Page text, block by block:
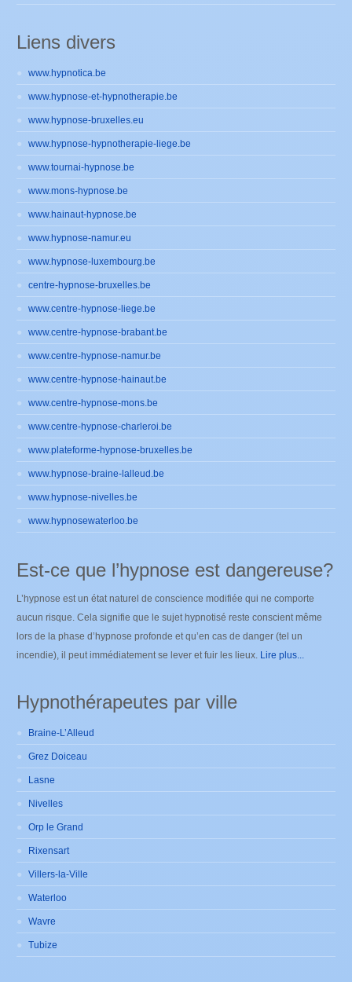
Liens divers
www.hypnotica.be
www.hypnose-et-hypnotherapie.be
www.hypnose-bruxelles.eu
www.hypnose-hypnotherapie-liege.be
www.tournai-hypnose.be
www.mons-hypnose.be
www.hainaut-hypnose.be
www.hypnose-namur.eu
www.hypnose-luxembourg.be
centre-hypnose-bruxelles.be
www.centre-hypnose-liege.be
www.centre-hypnose-brabant.be
www.centre-hypnose-namur.be
www.centre-hypnose-hainaut.be
www.centre-hypnose-mons.be
www.centre-hypnose-charleroi.be
www.plateforme-hypnose-bruxelles.be
www.hypnose-braine-lalleud.be
www.hypnose-nivelles.be
www.hypnosewaterloo.be
Est-ce que l’hypnose est dangereuse?
L’hypnose est un état naturel de conscience modifiée qui ne comporte
aucun risque. Cela signifie que le sujet hypnotisé reste conscient même
lors de la phase d’hypnose profonde et qu’en cas de danger (tel un
incendie), il peut immédiatement se lever et fuir les lieux. Lire plus...
Hypnothérapeutes par ville
Braine-L’Alleud
Grez Doiceau
Lasne
Nivelles
Orp le Grand
Rixensart
Villers-la-Ville
Waterloo
Wavre
Tubize